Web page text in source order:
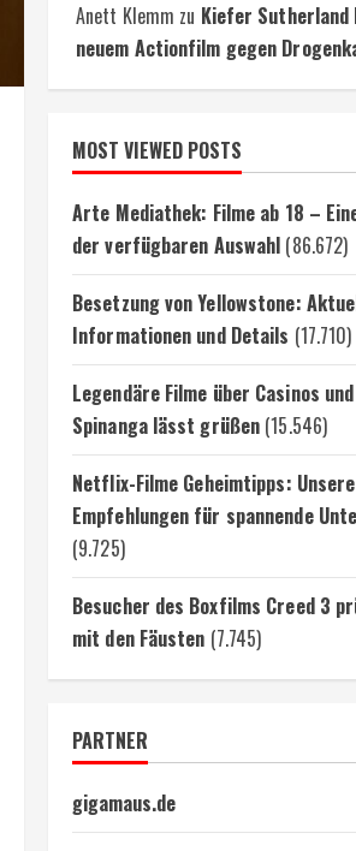
Anett Klemm zu Kiefer
neuem Actionfilm gegen
MOST VIEWED POSTS
Arte Mediathek: Filme ab 18 –
der verfügbaren Auswahl (86.672)
Besetzung von Yellowstone:
Informationen und Details (17.710)
Legendäre Filme über Casinos
Spinanga lässt grüßen (15.546)
Netflix-Filme Geheimtipps: Unsere
Empfehlungen für spannende
(9.725)
Besucher des Boxfilms Creed 3
mit den Fäusten (7.745)
PARTNER
gigamaus.de